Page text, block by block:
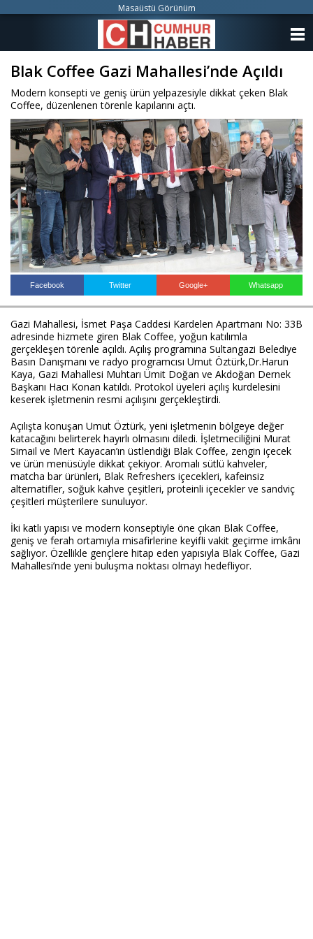
Blak Coffee Gazi Mahallesi’nde Açıldı
Modern konsepti ve geniş ürün yelpazesiyle dikkat çeken Blak
Coffee, düzenlenen törenle kapılarını açtı.
Facebook Twitter Google+ Whatsapp
Gazi Mahallesi, İsmet Paşa Caddesi Kardelen Apartmanı No: 33B
adresinde hizmete giren Blak Coffee, yoğun katılımla
gerçekleşen törenle açıldı. Açılış programına Sultangazi Belediye
Basın Danışmanı ve radyo programcısı Umut Öztürk,Dr.Harun
Kaya, Gazi Mahallesi Muhtarı Ümit Doğan ve Akdoğan Dernek
Başkanı Hacı Konan katıldı. Protokol üyeleri açılış kurdelesini
keserek işletmenin resmi açılışını gerçekleştirdi.
Açılışta konuşan Umut Öztürk, yeni işletmenin bölgeye değer
katacağını belirterek hayırlı olmasını diledi. İşletmeciliğini Murat
Simail ve Mert Kayacan’ın üstlendiği Blak Coffee, zengin içecek
ve ürün menüsüyle dikkat çekiyor. Aromalı sütlü kahveler,
matcha bar ürünleri, Blak Refreshers içecekleri, kafeinsiz
alternatifler, soğuk kahve çeşitleri, proteinli içecekler ve sandviç
çeşitleri müşterilere sunuluyor.
İki katlı yapısı ve modern konseptiyle öne çıkan Blak Coffee,
geniş ve ferah ortamıyla misafirlerine keyifli vakit geçirme imkânı
sağlıyor. Özellikle gençlere hitap eden yapısıyla Blak Coffee, Gazi
Mahallesi’nde yeni buluşma noktası olmayı hedefliyor.
Masaüstü Görünüm
KATEGORİLER
YAZARLAR
ANKETLER
FOTO GALERİ
VİDEO GALERİ
KÜNYE
İLETİŞİM
Haberin Doğru Adresi.